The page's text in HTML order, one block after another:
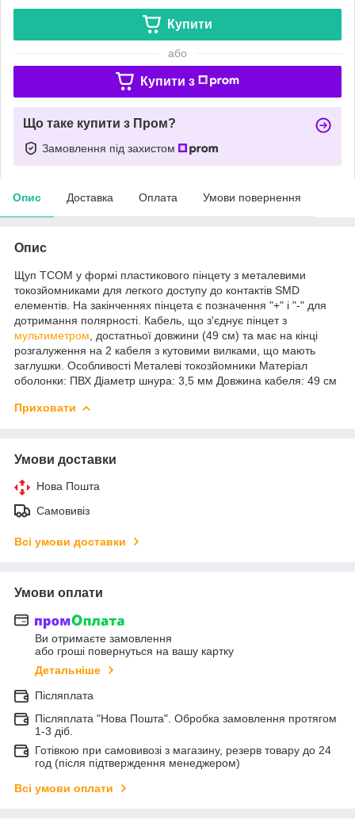
Купити
або
Купити з
Що таке купити з Пром?
Замовлення під захистом
Опис Доставка Оплата Умови повернення
Опис
Щуп TCOM у формі пластикового пінцету з металевими
токозйомниками для легкого доступу до контактів SMD
елементів. На закінченнях пінцета є позначення "+" і "-" для
дотримання полярності. Кабель, що з'єднує пінцет з
мультиметром , достатньої довжини (49 см) та має на кінці
розгалуження на 2 кабеля з кутовими вилками, що мають
заглушки. Особливості Металеві токозйомники Матеріал
оболонки: ПВХ Діаметр шнура: 3,5 мм Довжина кабеля: 49 см
Приховати
Умови доставки
Нова Пошта
Самовивіз
Всі умови доставки
Умови оплати
Ви отримаєте замовлення
або гроші повернуться на вашу картку
Детальніше
Післяплата
Післяплата "Нова Пошта". Обробка замовлення протягом
1-3 діб.
Готівкою при самовивозі з магазину, резерв товару до 24
год (після підтверждення менеджером)
Всі умови оплати